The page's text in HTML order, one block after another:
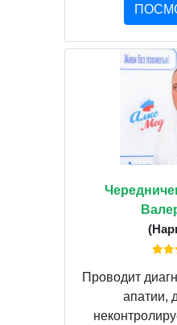
Проводит
апатии,